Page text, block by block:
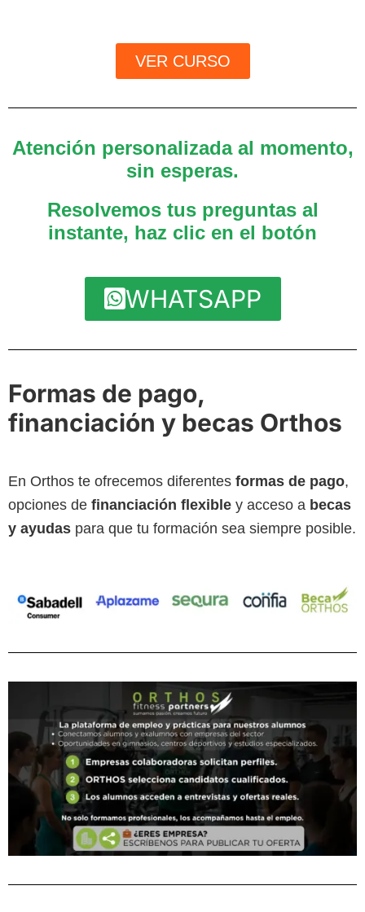
VER CURSO
Atención personalizada al momento,
sin esperas.
Resolvemos tus preguntas al
instante, haz clic en el botón
WHATSAPP
Formas de pago,
financiación y becas Orthos
En Orthos te ofrecemos diferentes formas de pago,
opciones de financiación flexible y acceso a becas
y ayudas para que tu formación sea siempre posible.